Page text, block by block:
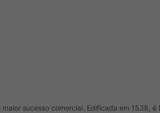
maior sucesso comercial. Edificada em